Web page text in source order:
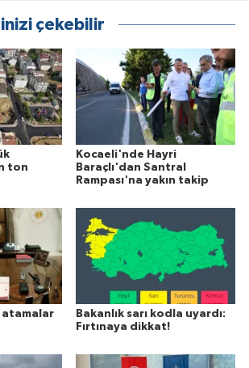
çekebilir
ton
Kocaeli'nde Hayri
Baraçlı'dan Santral
Rampası'na yakın takip
atamalar
Bakanlık sarı kodla uyardı:
Fırtınaya dikkat!